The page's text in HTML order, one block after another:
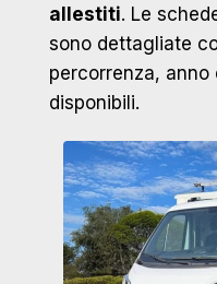
allestiti. Le
sono dettagliate
percorrenza,
disponibili.